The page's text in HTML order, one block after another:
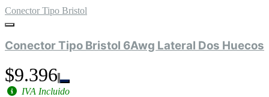
Conector Tipo Bristol
Conector Tipo Bristol 6Awg Lateral Dos Huecos
$9.396
IVA Incluido